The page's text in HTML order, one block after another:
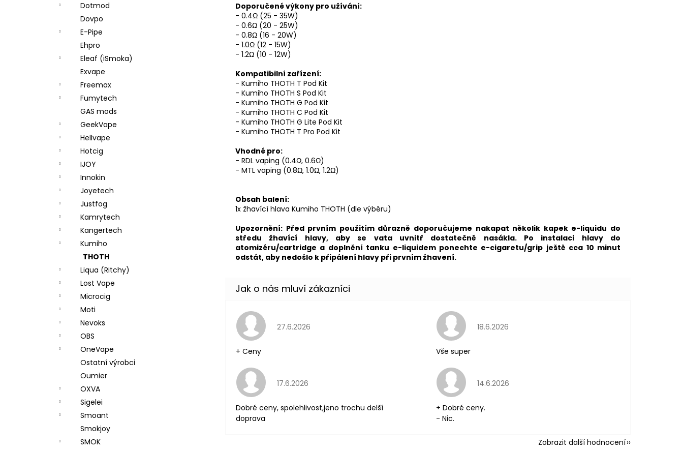
Dotmod
Dovpo
E-Pipe
Ehpro
Eleaf (iSmoka)
Exvape
Freemax
Fumytech
GAS mods
GeekVape
Hellvape
Hotcig
IJOY
Innokin
Joyetech
Justfog
Kamrytech
Kangertech
Kumiho
THOTH
Liqua (Ritchy)
Lost Vape
Microcig
Moti
Nevoks
OBS
OneVape
Ostatní výrobci
Oumier
OXVA
Sigelei
Smoant
Smokjoy
SMOK
Doporučené výkony pro užívání:
- 0.4Ω (25 - 35W)
- 0.6Ω (20 - 25W)
- 0.8Ω (16 - 20W)
- 1.0Ω (12 - 15W)
- 1.2Ω (10 - 12W)
Kompatibilní zařízení:
- Kumiho THOTH T Pod Kit
- Kumiho THOTH S Pod Kit
- Kumiho THOTH G Pod Kit
- Kumiho THOTH C Pod Kit
- Kumiho THOTH G Lite Pod Kit
- Kumiho THOTH T Pro Pod Kit
Vhodné pro:
- RDL vaping (0.4Ω, 0.6Ω)
- MTL vaping (0.8Ω, 1.0Ω, 1.2Ω)
Obsah balení:
1x žhavící hlava Kumiho THOTH (dle výběru)
Upozornění: Před prvním použitím důrazně doporučujeme nakapat několik kapek e-liquidu do
středu žhavící hlavy, aby se vata uvnitř dostatečně nasákla. Po instalaci hlavy do
atomizéru/cartridge a doplnění tanku e-liquidem ponechte e-cigaretu/grip ještě cca 10 minut
odstát, aby nedošlo k připálení hlavy při prvním žhavení.
Hodnocení obchodu je 5 z 5 hvězdiček.
27.6.2026
+ Ceny
Hodnocení obchodu je 5 z 5 hvězdiček.
18.6.2026
Vše super
Hodnocení obchodu je 5 z 5 hvězdiček.
17.6.2026
Dobré ceny, spolehlivost,jeno trochu delší
doprava
Hodnocení obchodu je 5 z 5 hvězdiček.
14.6.2026
+ Dobré ceny.
- Nic.
Zobrazit další hodnocení